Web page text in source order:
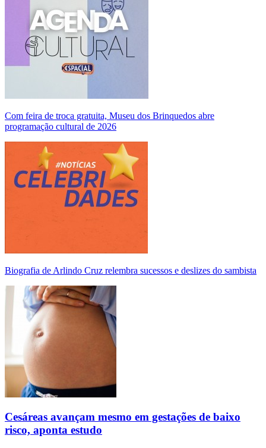
Com feira de troca gratuita, Museu dos Brinquedos abre
programação cultural de 2026
Biografia de Arlindo Cruz relembra sucessos e deslizes do sambista
Cesáreas avançam mesmo em gestações de baixo
risco, aponta estudo